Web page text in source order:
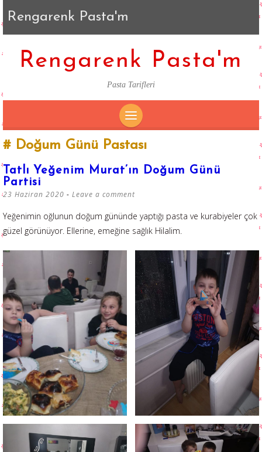
Rengarenk Pasta'm
Rengarenk Pasta'm
Pasta Tarifleri
TO
CONTENT
Doğum Günü Pastası
Tatlı Yeğenim Murat’ın Doğum Günü
Partisi
23 Haziran 2020 Leave a comment
Yeğenimin oğlunun doğum gününde yaptığı pasta ve kurabiyeler çok
güzel görünüyor. Ellerine, emeğine sağlık Hilalim.